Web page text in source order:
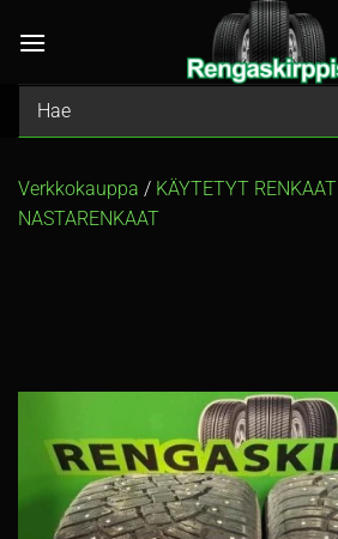
Verkkokauppa / KÄYTETYT RENKAAT
NASTARENKAAT